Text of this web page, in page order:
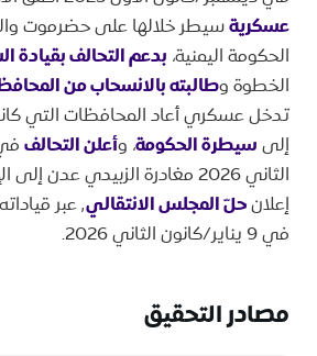
عسكرية
الحكومة اليمنية، بدعم التحالف بقيادة
الخطوة وطالبته بالانسحاب من
تدخل عسكري أعاد المحافظات التي
إلىسيطرة الحكومة، وأعلن التحالف
الثاني 2026 مغادرة الزبيدي عدن
إعلانحلّ المجلس الانتقالي
في 9 يناير/كانون الثاني 2026.
مصادر التحقيق